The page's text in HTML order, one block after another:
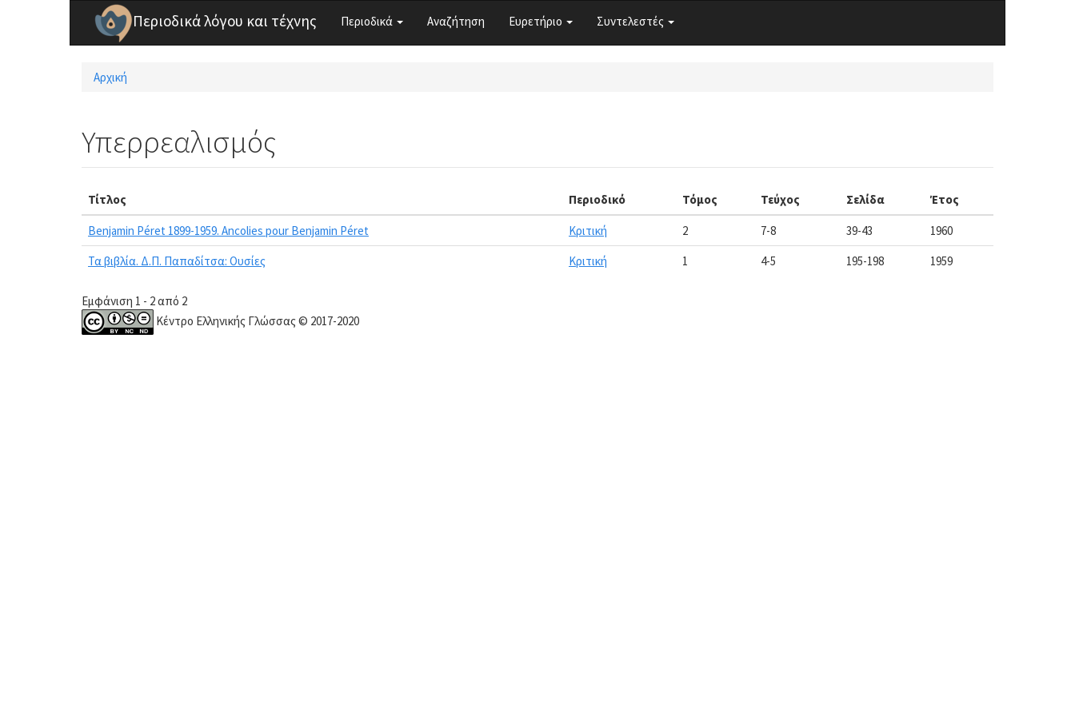
Παράκαμψη προς το κυρίως περιεχόμενο
Περιοδικά λόγου και τέχνης Περιοδικά Αναζήτηση Ευρετήριο Συντελεστές
Είστε εδώ
Αρχική
Υπερρεαλισμός
Τίτλος Περιοδικό Τόμος Τεύχος Σελίδα Έτος
Benjamin Péret 1899-1959. Ancolies pour Benjamin Péret Κριτική 2 7-8 39-43
1960
Τα βιβλία. Δ.Π. Παπαδίτσα: Ουσίες
Κριτική 1 4-5 195-198 1959
Εμφάνιση 1 - 2 από 2
Κέντρο Ελληνικής Γλώσσας © 2017-2020